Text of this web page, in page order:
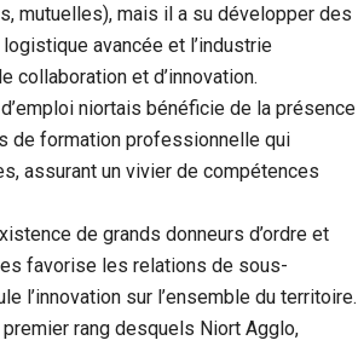
mutuelles), mais il a su développer des
avancée et l’industrie
et d’innovation.
niortais bénéficie de la présence
de formation professionnelle qui
assurant un vivier de compétences
de grands donneurs d’ordre et
favorise les relations de sous-
l’innovation sur l’ensemble du territoire.
rang desquels Niort Agglo,